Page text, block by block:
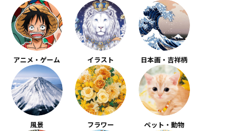
アニメ・ゲーム イラスト 日本画・吉祥柄
風景 フラワー ペット・動物